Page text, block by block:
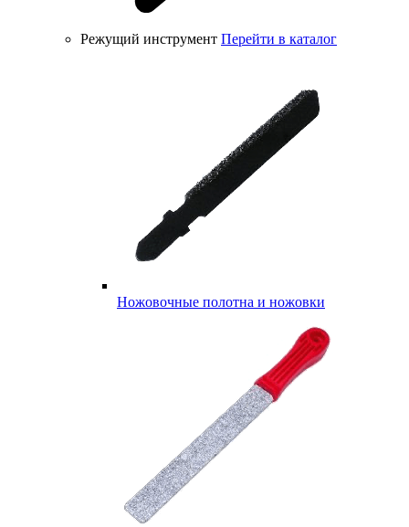
Режущий инструмент Перейти в каталог
Ножовочные полотна и ножовки